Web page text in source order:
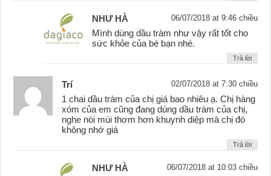
NHƯ HÀ 06/07/2018 at 9:46 chiều
Mình dùng dầu tràm như vậy rất tốt cho
sức khỏe của bé bạn nhé.
Trả lời
Trí 02/07/2018 at 7:30 chiều
1 chai dầu tràm của chị giá bao nhiêu ạ. Chị hàng
xóm của em cũng đang dùng dầu tràm của chị,
nghe nói mùi thơm hơn khuynh diệp mà chị đó
không nhớ giá
Trả lời
NHƯ HÀ 06/07/2018 at 10:03 chiều